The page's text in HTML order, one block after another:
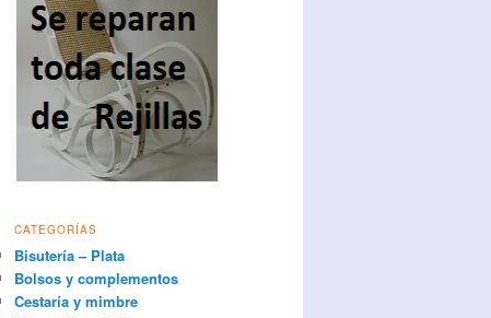
CATEGORÍAS
Bisutería – Plata
Bolsos y complementos
Cestaría y mimbre